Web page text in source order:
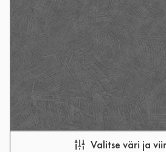
Valitse väri ja